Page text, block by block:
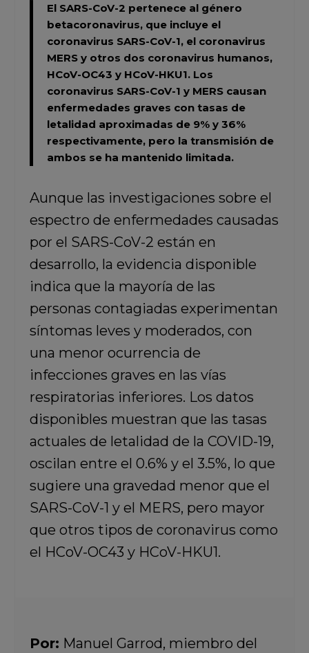
ElSARS-CoV-2 pertenece al género
betacoronavirus, que incluye el
coronavirus SARS-CoV-1, el coronavirus
MERS y otros dos coronavirus humanos,
HCoV-OC43 y HCoV-HKU1. Los
coronavirus SARS-CoV-1 y MERS causan
enfermedades graves con tasas de
letalidad aproximadas de 9% y 36%
respectivamente, pero la transmisión de
ambos se ha mantenido limitada.
Aunque las investigaciones sobre el
espectro de enfermedades causadas
por el SARS-CoV-2 están en
desarrollo, la evidencia disponible
indica que la mayoría de las
personas contagiadas experimentan
síntomas leves y moderados, con
una menor ocurrencia de
infecciones graves en las vías
respiratorias inferiores. Los datos
disponibles muestran que las tasas
actuales de letalidad de la COVID-19,
oscilan entre el 0.6% y el 3.5%, lo que
sugiere una gravedad menor que el
SARS-CoV-1 y el MERS, pero mayor
que otros tipos de coronavirus como
el HCoV-OC43 y HCoV-HKU1.
Por: Manuel Garrod, miembro del